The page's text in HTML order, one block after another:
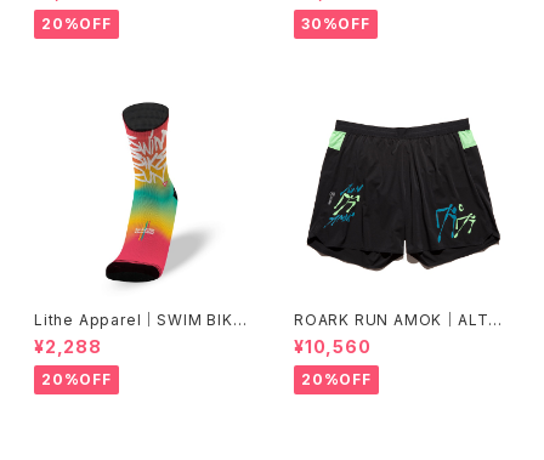
20%OFF 30%OFF
Lithe Apparel｜SWIM BIKE
RUN [COLOR]
¥2,288
20%OFF
ROARK RUN AMOK｜ALTA
5" Col.BLACK FJORD
¥10,560
20%OFF